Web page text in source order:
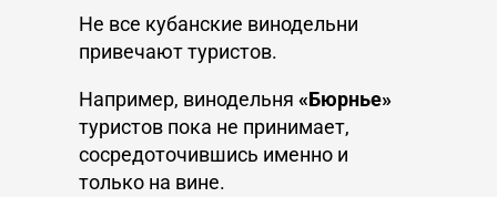
Не все кубанские винодельни
привечают туристов.
Например, винодельня«Бюрнье»
туристов пока не принимает,
сосредоточившись именно и
только на вине.